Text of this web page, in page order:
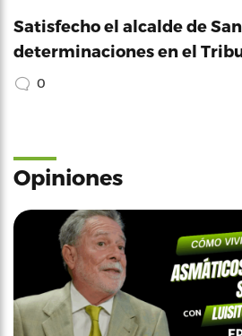
Satisfecho el alcalde de
determinaciones en el
0
Opiniones